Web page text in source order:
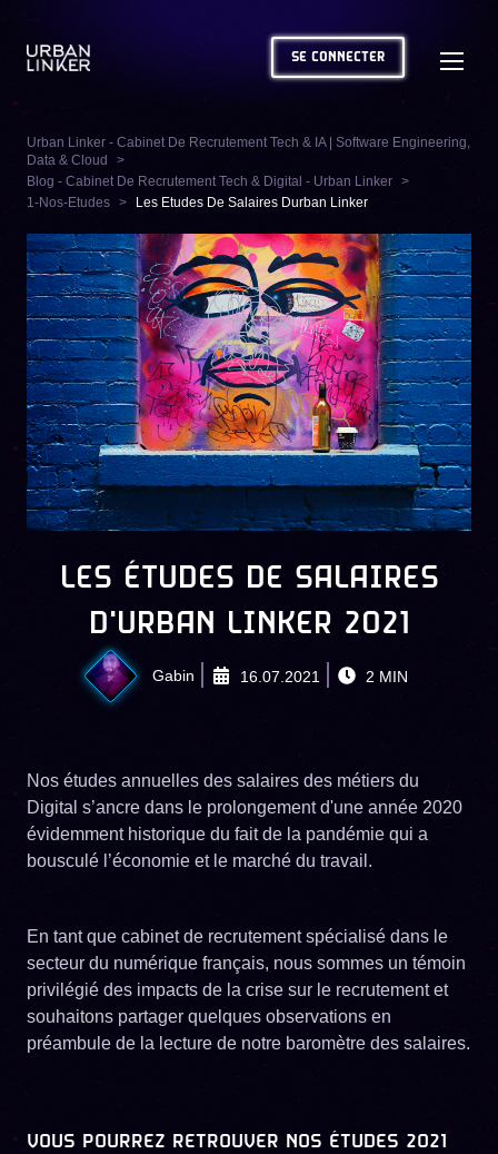
SE CONNECTER
Urban Linker - Cabinet De Recrutement Tech & IA | Software Engineering,
Data & Cloud
Blog - Cabinet De Recrutement Tech & Digital - Urban Linker
1-Nos-Etudes
Les Etudes De Salaires Durban Linker
LES ÉTUDES DE SALAIRES
D'URBAN LINKER 2021
Gabin 16.07.2021 2 MIN
Nos études annuelles des salaires des métiers du
Digital s’ancre dans le prolongement d'une année 2020
évidemment historique du fait de la pandémie qui a
bousculé l’économie et le marché du travail.
En tant que cabinet de recrutement spécialisé dans le
secteur du numérique français, nous sommes un témoin
privilégié des impacts de la crise sur le recrutement et
souhaitons partager quelques observations en
préambule de la lecture de notre baromètre des salaires.
VOUS POURREZ RETROUVER NOS ÉTUDES 2021